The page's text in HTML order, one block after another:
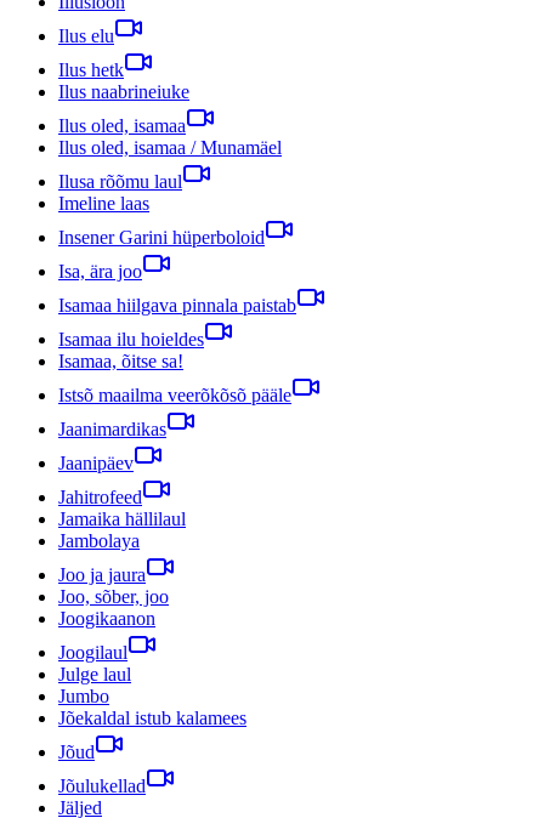
Ilus elu
Ilus hetk
Ilus naabrineiuke
Ilus oled, isamaa
Ilus oled, isamaa / Munamäel
Ilusa rõõmu laul
Imeline laas
Insener Garini hüperboloid
Isa, ära joo
Isamaa hiilgava pinnala paistab
Isamaa ilu hoieldes
Isamaa, õitse sa!
Istsõ maailma veerõkõsõ pääle
Jaanimardikas
Jaanipäev
Jahitrofeed
Jamaika hällilaul
Jambolaya
Joo ja jaura
Joo, sõber, joo
Joogikaanon
Joogilaul
Julge laul
Jumbo
Jõekaldal istub kalamees
Jõud
Jõulukellad
Jäljed